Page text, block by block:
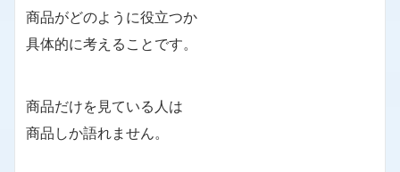
商品がどのように役立つか
具体的に考えることです。
商品だけを見ている人は
商品しか語れません。